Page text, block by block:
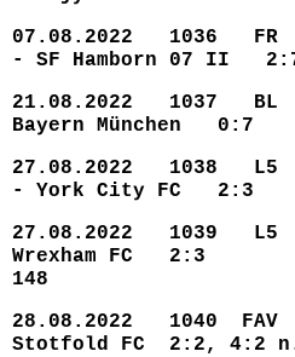
07.08.2022 1036 FR
- SF Hamborn
21.08.2022 1037 BL
Bayern
27.08.2022 1038 L5
- York City FC
27.08.2022 1039 L5
Wrexham
148
28.08.2022 1040 FAV
Stotfold FC 2:2,